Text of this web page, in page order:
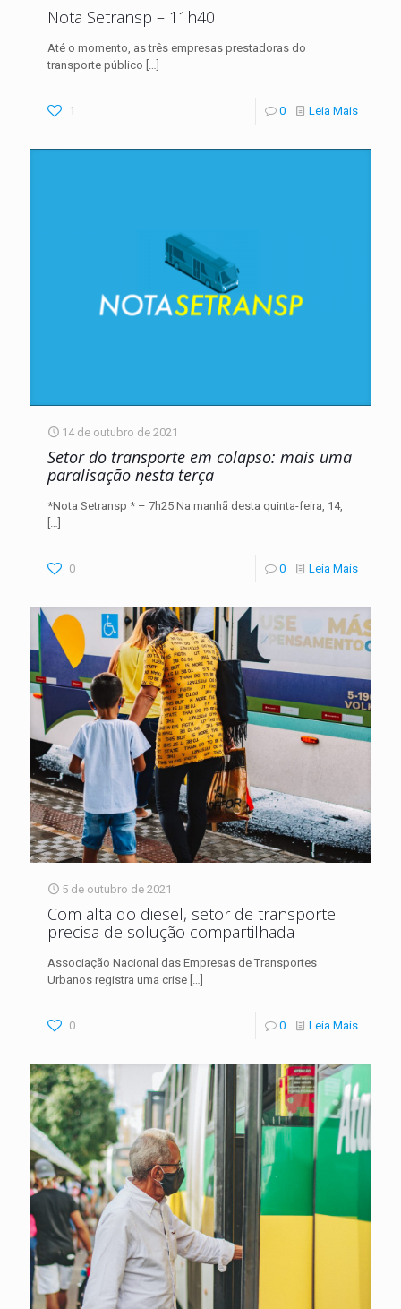
Nota Setransp – 11h40
Até o momento, as três empresas prestadoras do
transporte público […]
1 0 Leia Mais
14 de outubro de 2021
Setor do transporte em colapso: mais uma
paralisação nesta terça
*Nota Setransp * – 7h25 Na manhã desta quinta-feira, 14,
[…]
0 0 Leia Mais
5 de outubro de 2021
Com alta do diesel, setor de transporte
precisa de solução compartilhada
Associação Nacional das Empresas de Transportes
Urbanos registra uma crise […]
0 0 Leia Mais